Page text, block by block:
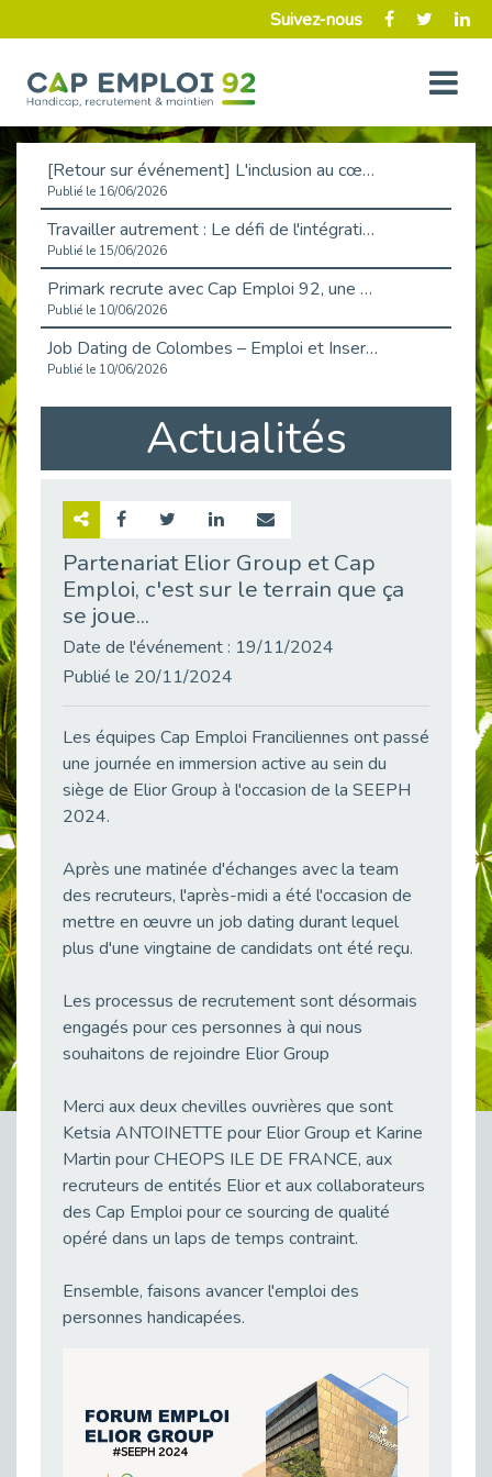
Suivez-nous
[Retour sur événement] L'inclusion au cœur de la Place de l'Emploi à La Défense !
Publié le 16/06/2026
Travailler autrement : Le défi de l'intégration des maladies chroniques en entreprise
Publié le 15/06/2026
Primark recrute avec Cap Emploi 92, une matinée couronnée de succès !
Publié le 10/06/2026
Job Dating de Colombes – Emploi et Insertion
Publié le 10/06/2026
Aborder l'entretien et la situation de handicap en toute confiance
Publié le 09/06/2026
Retour sur l’atelier « Optimiser sa recherche d’emploi »
Emploi & Handicap : Hachette Livre et Cap emploi 92 renforcent leur collaboration
Publié le 02/06/2026
Publié le 30/05/2026
« Confiance en soi et acceptation du handicap » : un levier puissant vers l’emploi
Publié le 22/05/2026
Handicap et emploi : une matinée pour briser les tabous
Publié le 21/05/2026
Fibromyalgie : Quand la douleur invisible s’invite au bureau
Publié le 12/05/2026
CAP EMPLOI 92 : L’inclusion portée à son sommet, bien au-delà des quotas
38 vidéos pour comprendre et agir durablement
Publié le 04/05/2026
L'alternance : un tremplin vers l'emploi aussi pour les personnes en situation de handicap
Publié le 01/05/2026
Témoignage : Le parcours de Marc, 44 ans
Publié le 29/04/2026
Mobilisation pour l’alternance et le handicap
Publié le 24/04/2026
Actualités
Partenariat Elior Group et Cap
Emploi, c'est sur le terrain que ça
se joue...
Date de l'événement : 19/11/2024
Publié le 20/11/2024
Les équipes Cap Emploi Franciliennes ont passé
une journée en immersion active au sein du
siège de Elior Group à l'occasion de la SEEPH
2024.
Après une matinée d'échanges avec la team
des recruteurs, l'après-midi a été l'occasion de
mettre en œuvre un job dating durant lequel
plus d'une vingtaine de candidats ont été reçu.
Les processus de recrutement sont désormais
engagés pour ces personnes à qui nous
souhaitons de rejoindre Elior Group
Merci aux deux chevilles ouvrières que sont
Ketsia ANTOINETTE pour Elior Group et Karine
Martin pour CHEOPS ILE DE FRANCE, aux
recruteurs de entités Elior et aux collaborateurs
des Cap Emploi pour ce sourcing de qualité
opéré dans un laps de temps contraint.
Ensemble, faisons avancer l'emploi des
personnes handicapées.